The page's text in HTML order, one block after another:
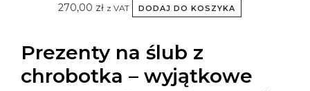
270,00 zł z VAT DODAJ DO KOSZYKA
Prezenty na ślub z
chrobotka – wyjątkowe